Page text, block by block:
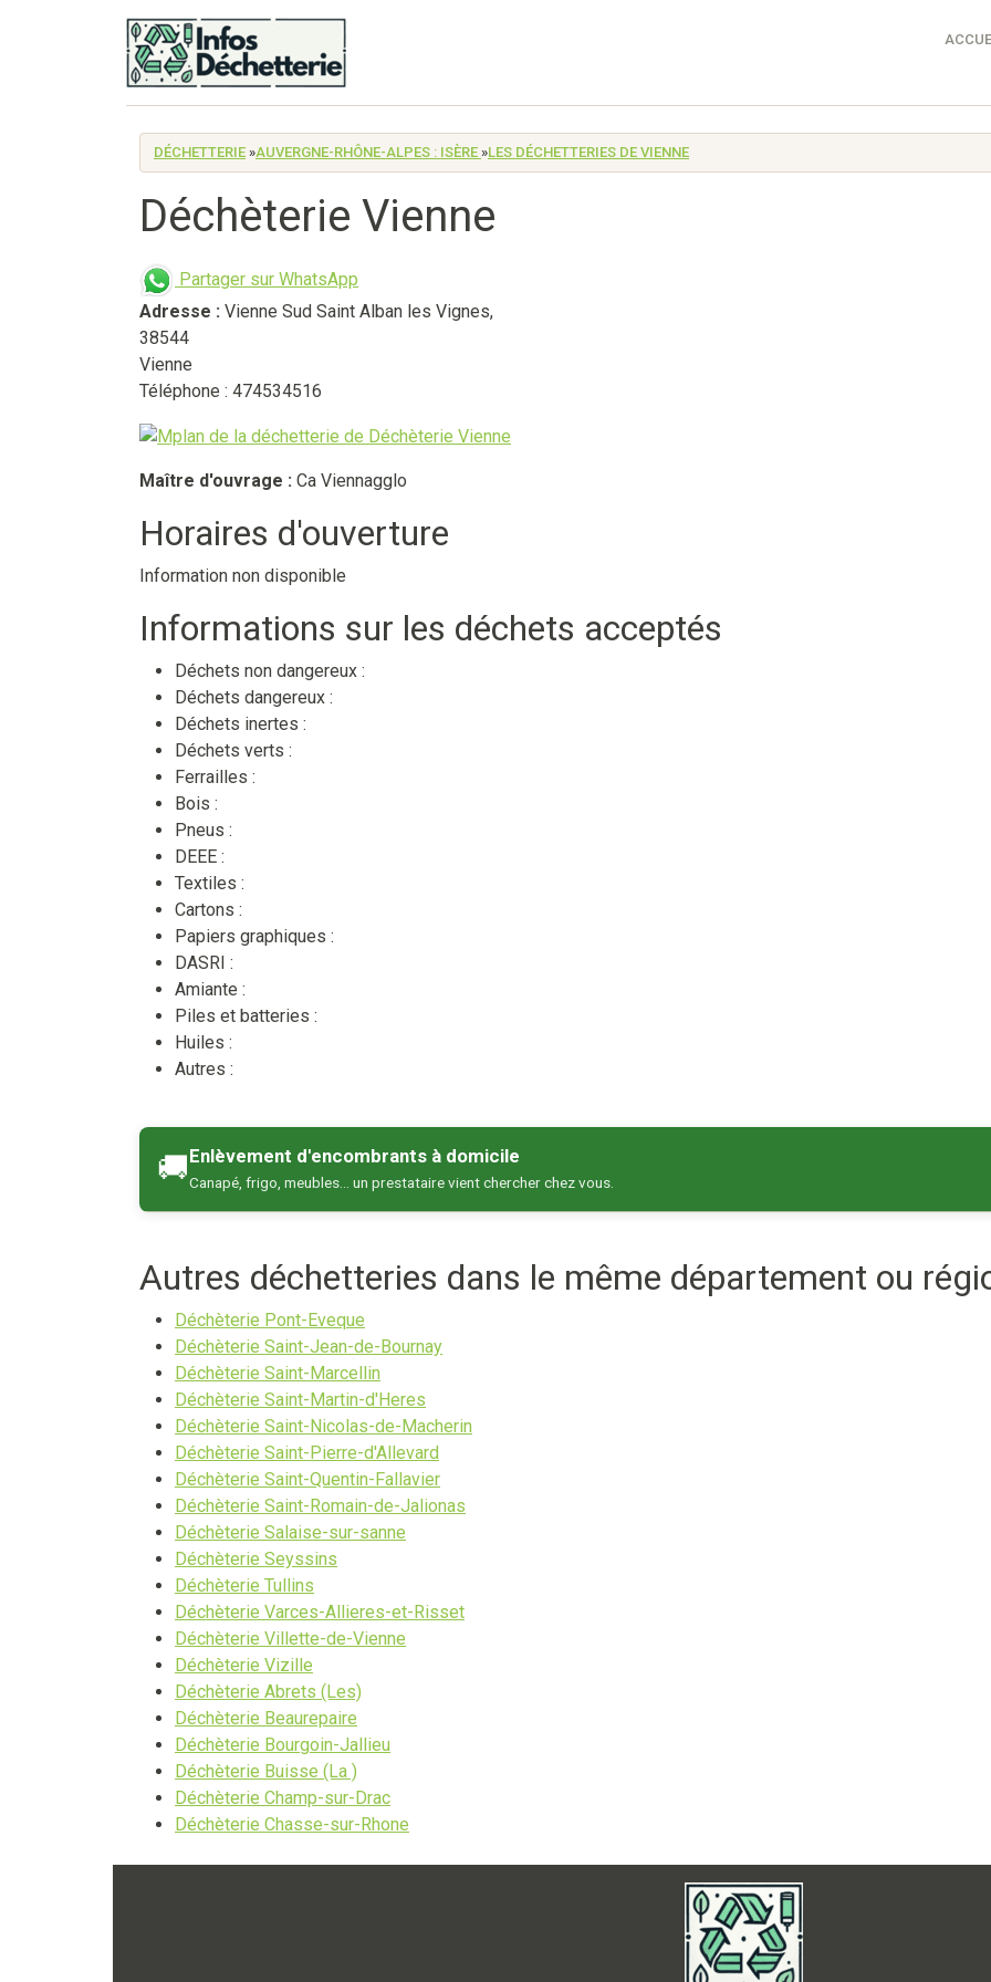
DÉCHETTERIE »AUVERGNE-RHÔNE-ALPES : ISÈRE »LES DÉCHETTERIES DE VIENNE
Déchèterie Vienne
Partager sur WhatsApp
Adresse : Vienne Sud Saint Alban les Vignes,
38544
Vienne
Téléphone : 474534516
Maître d'ouvrage : Ca Viennagglo
Horaires d'ouverture
Information non disponible
Informations sur les déchets acceptés
Déchets non dangereux :
Déchets dangereux :
Déchets inertes :
Déchets verts :
Ferrailles :
Bois :
Pneus :
DEEE :
Textiles :
Cartons :
Papiers graphiques :
DASRI :
Amiante :
Piles et batteries :
Huiles :
Autres :
🚚Enlèvement d'encombrants à domicile
Canapé, frigo, meubles… un prestataire vient chercher chez vous.
Autres déchetteries dans le même département ou
Déchèterie Pont-Eveque
Déchèterie Saint-Jean-de-Bournay
Déchèterie Saint-Marcellin
Déchèterie Saint-Martin-d'Heres
Déchèterie Saint-Nicolas-de-Macherin
Déchèterie Saint-Pierre-d'Allevard
Déchèterie Saint-Quentin-Fallavier
Déchèterie Saint-Romain-de-Jalionas
Déchèterie Salaise-sur-sanne
Déchèterie Seyssins
Déchèterie Tullins
Déchèterie Varces-Allieres-et-Risset
Déchèterie Villette-de-Vienne
Déchèterie Vizille
Déchèterie Abrets (Les)
Déchèterie Beaurepaire
Déchèterie Bourgoin-Jallieu
Déchèterie Buisse (La )
Déchèterie Champ-sur-Drac
Déchèterie Chasse-sur-Rhone